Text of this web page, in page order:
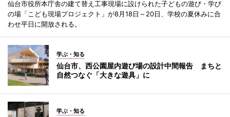
仙台市役所本庁舎の建て替え工事現場に設けられた子どもの遊び・学び
の場「こども現場プロジェクト」が8月18日～20日、学校の夏休みに合
わせ平日に開放される。
学ぶ・知る
仙台市、西公園屋内遊び場の設計中間報告 まちと
自然つなぐ「大きな遊具」に
学ぶ・知る